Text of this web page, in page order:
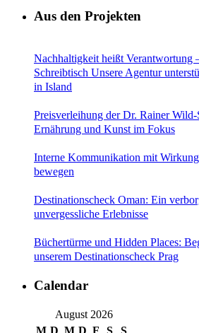
Aus den Projekten
Nachhaltigkeit heißt Verantwortung
Schreibtisch Unsere Agentur
in Island
Preisverleihung der Dr. Rainer
Ernährung und Kunst im Fokus
Interne Kommunikation mit
bewegen
Destinationscheck Oman: Ein
unvergessliche Erlebnisse
Büchertürme und Hidden Places:
unserem Destinationscheck Prag
Calendar
August 2026
M D M D F S
S